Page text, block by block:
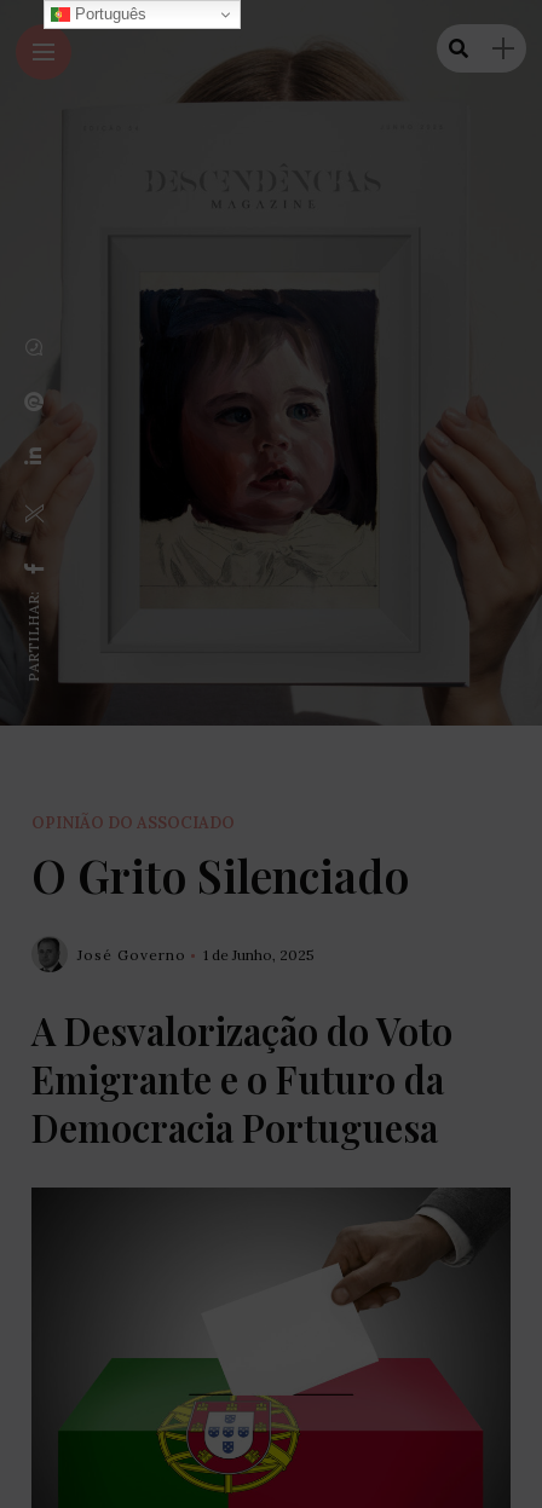
PARTILHAR:
OPINIÃO DO ASSOCIADO
O Grito Silenciado
José Governo 1 de Junho, 2025
A Desvalorização do Voto
Emigrante e o Futuro da
Democracia Portuguesa
Português